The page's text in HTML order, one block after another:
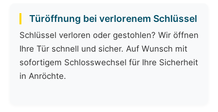
Türöffnung bei verlorenem Schlüssel
Schlüssel verloren oder gestohlen? Wir öffnen
Ihre Tür schnell und sicher. Auf Wunsch mit
sofortigem Schlosswechsel für Ihre Sicherheit
in Anröchte.